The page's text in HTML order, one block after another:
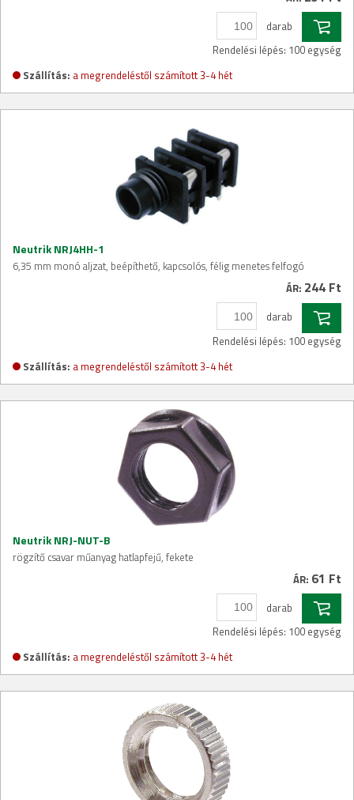
darab
Rendelési lépés: 100 egység
Szállítás: a megrendeléstől számított 3-4 hét
Neutrik NRJ4HH-1
6,35 mm monó aljzat, beépíthető, kapcsolós, félig menetes felfogó
ÁR: 244 Ft
darab
Rendelési lépés: 100 egység
Szállítás: a megrendeléstől számított 3-4 hét
Neutrik NRJ-NUT-B
rögzítő csavar műanyag hatlapfejű, fekete
ÁR: 61 Ft
darab
Rendelési lépés: 100 egység
Szállítás: a megrendeléstől számított 3-4 hét